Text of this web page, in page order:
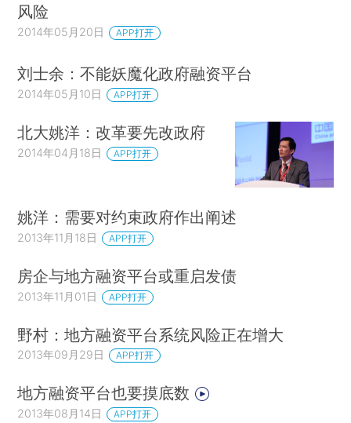
风险
2014年05月20日 APP打开
刘士余：不能妖魔化政府融资平台
2014年05月10日 APP打开
北大姚洋：改革要先改政府
2014年04月18日 APP打开
姚洋：需要对约束政府作出阐述
2013年11月18日 APP打开
房企与地方融资平台或重启发债
2013年11月01日 APP打开
野村：地方融资平台系统风险正在增大
2013年09月29日 APP打开
地方融资平台也要摸底数
2013年08月14日 APP打开